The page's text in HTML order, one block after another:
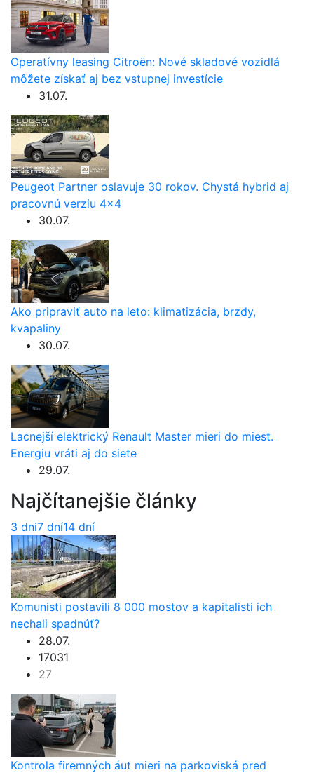
Operatívny leasing Citroën: Nové skladové vozidlá
môžete získať aj bez vstupnej investície
31.07.
Peugeot Partner oslavuje 30 rokov. Chystá hybrid aj
pracovnú verziu 4×4
30.07.
Ako pripraviť auto na leto: klimatizácia, brzdy,
kvapaliny
30.07.
Lacnejší elektrický Renault Master mieri do miest.
Energiu vráti aj do siete
29.07.
Najčítanejšie články
3 dni7 dní14 dní
Komunisti postavili 8 000 mostov a kapitalisti ich
nechali spadnúť?
28.07.
17031
27
Kontrola firemných áut mieri na parkoviská pred